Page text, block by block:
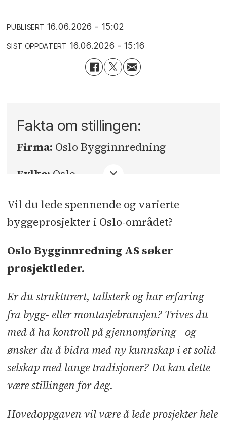
PUBLISERT 16.06.2026 - 15:02
SIST OPPDATERT 16.06.2026 - 15:16
Fakta om stillingen:
Firma: Oslo Bygginnredning
Fylke: Oslo
Sted:Oslo
Søknadsfrist:snarest
Vil du lede spennende og varierte
byggeprosjekter i Oslo-området?
Oslo Bygginnredning AS søker
prosjektleder.
Er du strukturert, tallsterk og har erfaring
fra bygg- eller montasjebransjen? Trives du
med å ha kontroll på gjennomføring - og
ønsker du å bidra med ny kunnskap i et solid
selskap med lange tradisjoner? Da kan dette
være stillingen for deg.
Hovedoppgaven vil være å lede prosjekter hele